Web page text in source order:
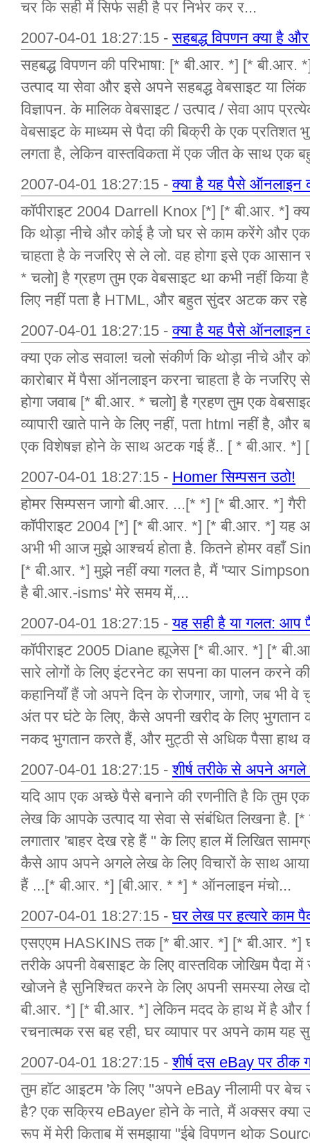
चर कि सही में सिर्फ सही है पर निर्भर कर र...
2007-04-01 18:27:15 -सहबद्ध विपणन क्या है
सहबद्ध विपणन की परिभाषा: [* बी.आर. *] [* बी.आर.
उत्पाद या सेवा और इसे अपने सहबद्ध वेबसाइट या
विज्ञापन. के मालिक वेबसाइट / उत्पाद / सेवा आप
वेबसाइट के माध्यम से पैदा की बिक्री के एक प्रतिशत
लगता है, लेकिन वास्तविकता में एक जीत के साथ एक
2007-04-01 18:27:15 -क्या है यह पैसे ऑनलाइन
कॉपीराइट 2004 Darrell Knox [*] [* बी.आर. *]
कि थोड़ा नीचे और कोई है जो घर से काम करेंगे और
चाहता है के नजरिए से ले लो. वह होगा इसे एक
* चलो] है ग्रहण तुम एक वेबसाइट था कभी नहीं किया
लिए नहीं पता है HTML, और बहुत सुंदर अटक कर
2007-04-01 18:27:15 -क्या है यह पैसे ऑनलाइन
क्या एक लोड सवाल! चलो संकीर्ण कि थोड़ा नीचे
कारोबार में पैसा ऑनलाइन करना चाहता है के
होगा जवाब [* बी.आर. * चलो] है ग्रहण तुम एक
व्यापारी खाते पाने के लिए नहीं, पता html नहीं है,
एक विशेषज्ञ होने के साथ अटक गई हैं.. [ * बी.आर. *]
2007-04-01 18:27:15 - Homer सिम्पसन उठो!
होमर सिम्पसन जागो बी.आर. ...[* *] [* बी.आर. *]
कॉपीराइट 2004 [*] [* बी.आर. *] [* बी.आर. *] यह
अभी भी आज मुझे आश्चर्य होता है. कितने होमर वहाँ
[* बी.आर. *] मुझे नहीं क्या गलत है, मैं 'प्यार
है बी.आर.-isms' मेरे समय में,...
2007-04-01 18:27:15 -यह सही है या गलत: आप
कॉपीराइट 2005 Diane ह्यूजेस [* बी.आर. *] [*
सारे लोगों के लिए इंटरनेट का सपना का पालन करने
कहानियाँ हैं जो अपने दिन के रोजगार, जागो, जब भी
अंत पर घंटे के लिए, कैसे अपनी खरीद के लिए भुगतान
नकद भुगतान करते हैं, और मुट्ठी से अधिक पैसा हाथ
2007-04-01 18:27:15 -शीर्ष तरीके से अपने
यदि आप एक अच्छे पैसे बनाने की रणनीति है कि तुम एक
लेख कि आपके उत्पाद या सेवा से संबंधित लिखना है.
लगातार 'बाहर देख रहे हैं " के लिए हाल में लिखित
कैसे आप अपने अगले लेख के लिए विचारों के साथ
हैं ...[* बी.आर. *] [बी.आर. * *] * ऑनलाइन मंचो...
2007-04-01 18:27:15 -घर लेख पर हत्यारे काम
एसएएम HASKINS तक [* बी.आर. *] [* बी.आर. *]
तरीके अपनी वेबसाइट के लिए वास्तविक जोखिम पैदा
खोजने है सुनिश्चित करने के लिए अपनी समस्या लेख
बी.आर. *] [* बी.आर. *] लेकिन मदद के हाथ में है और
रचनात्मक रस बह रही, घर व्यापार पर अपने काम यह
2007-04-01 18:27:15 -शीर्ष दस eBay पर ठीक
तुम हॉट आइटम 'के लिए "अपने eBay नीलामी पर बेच
है? एक सक्रिय eBayer होने के नाते, मैं अक्सर क्या
रूप में मेरी किताब में समझाया "ईबे विपणन थोक